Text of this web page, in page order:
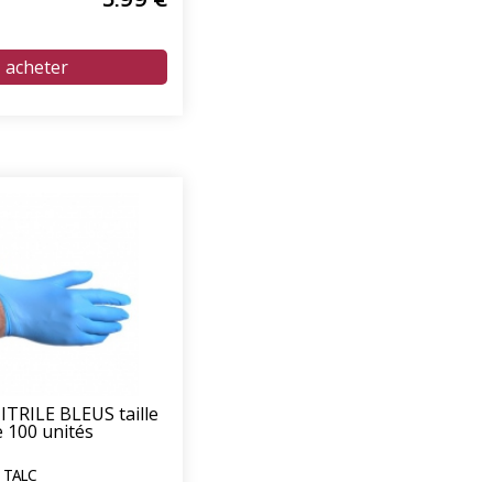
BLEUS taille
100 unités